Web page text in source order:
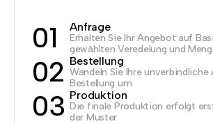
01 Anfrage
Erhalten Sie Ihr Angebot auf
gewählten Veredelung und
02 Bestellung
Wandeln Sie Ihre
Bestellung um
03 Produktion
Die finale Produktion erfolgt
der Muster